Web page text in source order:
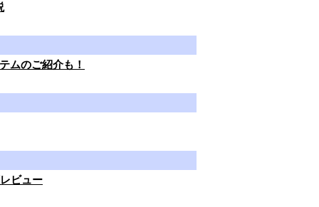
ムのご紹介も！
ビュー